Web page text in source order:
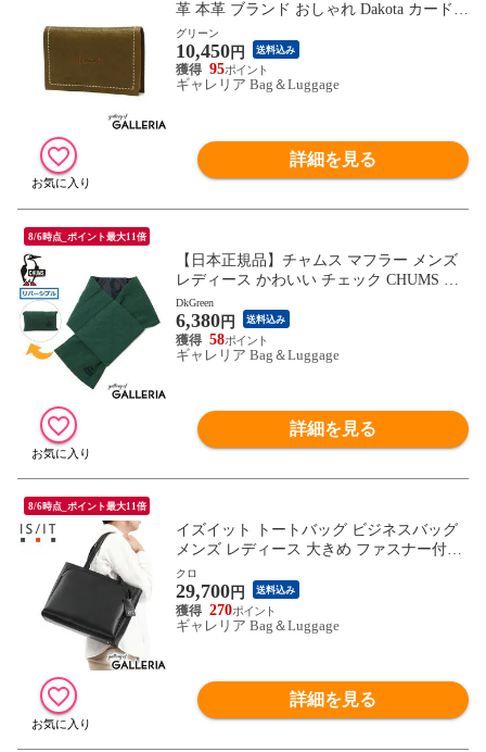
革 本革 ブランド おしゃれ Dakota カード入
れ 名刺 二つ折り 大容量 カジュアル シン
プル 軽量 ピアッタ 0031536
グリーン
10,450円 送料込み
95
ギャレリア Bag＆Luggage
詳細を見る
8/6時点_ポイント最大11倍
【日本正規品】チャムス マフラー メンズ
レディース かわいい チェック CHUMS 高
校生 学生 ブランド ビジネス チクチクしな
い 薄手 黒 パッカブル 暖かい 撥水 カポッ
クキルティングリバーシブルマフラー CH0
9-1292
DkGreen
6,380円 送料込み
58
ギャレリア Bag＆Luggage
詳細を見る
8/6時点_ポイント最大11倍
イズイット トートバッグ ビジネスバッグ
メンズ レディース 大きめ ファスナー付き
A4 IS/IT ブランド 軽量 通勤 ビジネストー
ト ポーチ エコバッグ付き PC 13インチ 合
皮 撥水 マイナビ コラボ 975711
クロ
29,700円 送料込み
270
ギャレリア Bag＆Luggage
詳細を見る